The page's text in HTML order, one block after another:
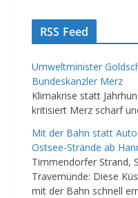
RSS Feed
Umweltminister
Bundeskanzler Merz
Klimakrise statt
kritisiert Merz scharf
Mit der Bahn statt
Ostsee-Strände ab
Timmendorfer Strand,
Travemünde: Diese
mit der Bahn schnell